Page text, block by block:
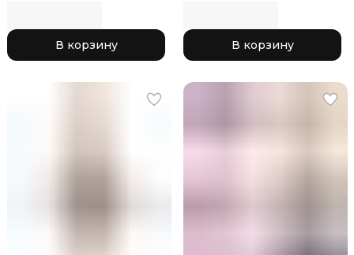
тренировочные шорты
РГ, одежда для
гимнастики
В корзину В корзину